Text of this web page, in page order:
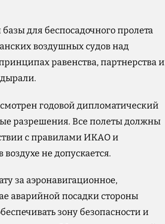
для беспосадочного пролета
воздушных судов над
равенства, партнерства и
годовой дипломатический
разрешения. Все полеты должны
с правилами ИКАО и
не допускается.
за аэронавигационное,
аварийной посадки стороны
зону безопасности и